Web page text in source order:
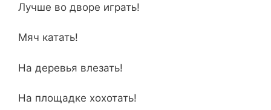
Лучше во дворе играть!
Мяч катать!
На деревья влезать!
На площадке хохотать!